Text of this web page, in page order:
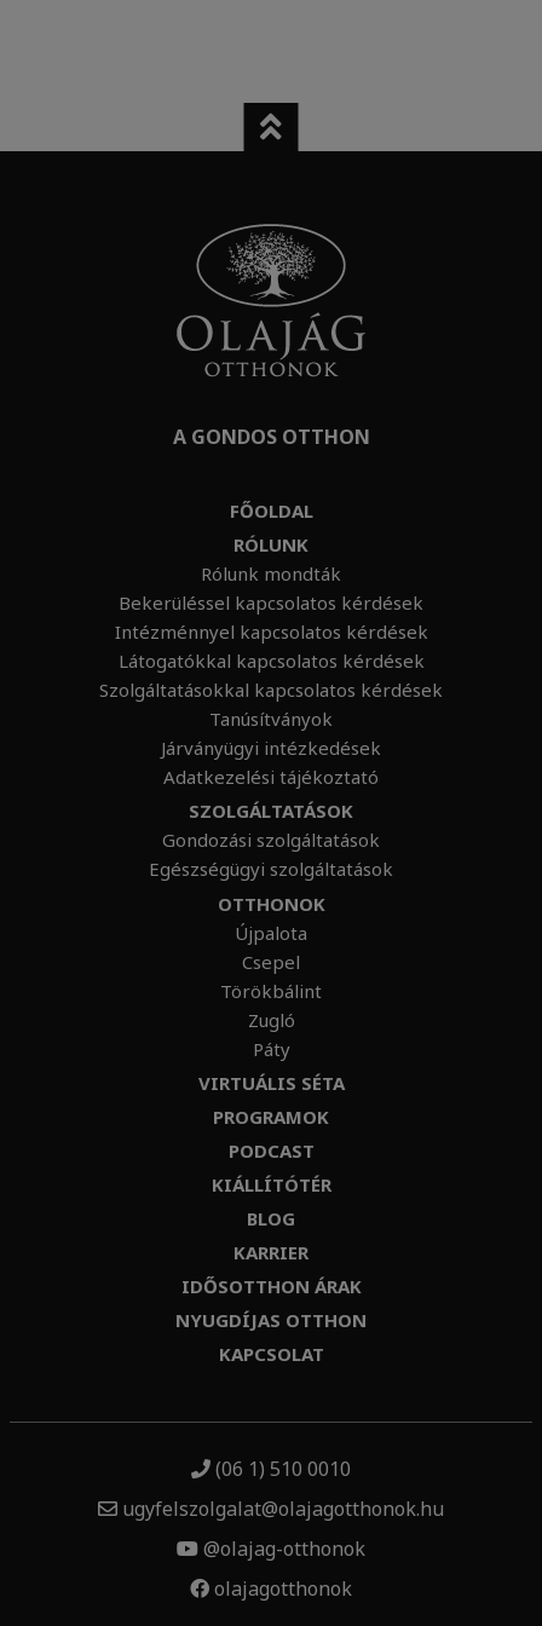
A GONDOS OTTHON
FŐOLDAL
RÓLUNK
Rólunk mondták
Bekerüléssel kapcsolatos kérdések
Intézménnyel kapcsolatos kérdések
Látogatókkal kapcsolatos kérdések
Szolgáltatásokkal kapcsolatos kérdések
Tanúsítványok
Járványügyi intézkedések
Adatkezelési tájékoztató
SZOLGÁLTATÁSOK
Gondozási szolgáltatások
Egészségügyi szolgáltatások
OTTHONOK
Újpalota
Csepel
Törökbálint
Zugló
Páty
VIRTUÁLIS SÉTA
PROGRAMOK
PODCAST
KIÁLLÍTÓTÉR
BLOG
KARRIER
IDŐSOTTHON ÁRAK
NYUGDÍJAS OTTHON
KAPCSOLAT
(06 1) 510 0010
ugyfelszolgalat@olajagotthonok.hu
@olajag-otthonok
olajagotthonok